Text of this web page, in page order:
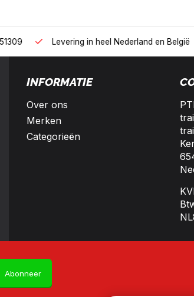
account B2B kopen op 30 dagen
INFORMATIE
Over ons
Merken
Categorieën
Abonneer